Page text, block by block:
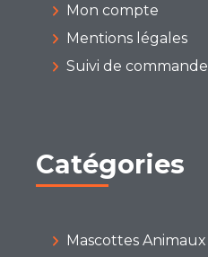
Mon compte
Mentions légales
Suivi de commande
Catégories
Mascottes Animaux